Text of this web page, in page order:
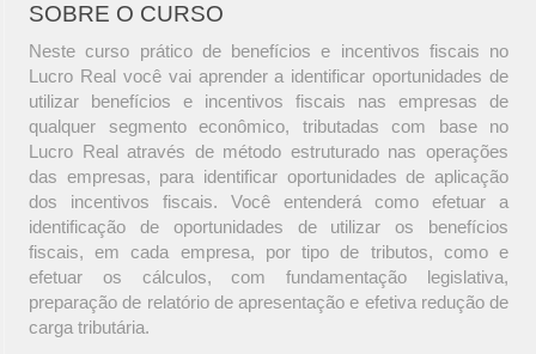
SOBRE O CURSO
Neste curso prático de benefícios e incentivos fiscais no
Lucro Real você vai aprender a identificar oportunidades de
utilizar benefícios e incentivos fiscais nas empresas de
qualquer segmento econômico, tributadas com base no
Lucro Real através de método estruturado nas operações
das empresas, para identificar oportunidades de aplicação
dos incentivos fiscais. Você entenderá como efetuar a
identificação de oportunidades de utilizar os benefícios
fiscais, em cada empresa, por tipo de tributos, como e
efetuar os cálculos, com fundamentação legislativa,
preparação de relatório de apresentação e efetiva redução de
carga tributária.